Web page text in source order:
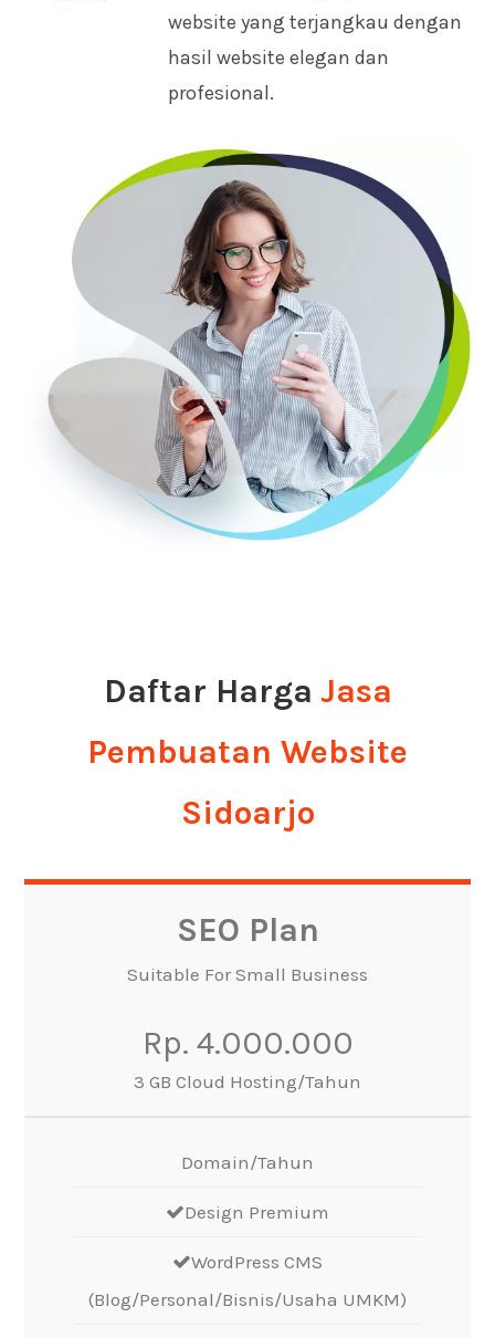
website yang terjangkau dengan
hasil website elegan dan
profesional.
Daftar Harga Jasa
Pembuatan Website
Sidoarjo
SEO Plan
Suitable For Small Business
Rp. 4.000.000
3 GB Cloud Hosting/Tahun
Domain/Tahun
Design Premium
WordPress CMS
(Blog/Personal/Bisnis/Usaha UMKM)